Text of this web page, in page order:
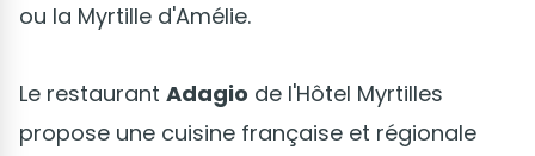
ou la Myrtille d'Amélie.
Le restaurant Adagio de l'Hôtel Myrtilles
propose une cuisine française et régionale